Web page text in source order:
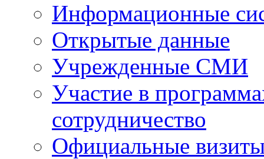
Информационные
Открытые данные
Учрежденные СМИ
Участие в
сотрудничество
Официальные